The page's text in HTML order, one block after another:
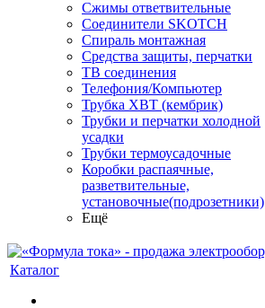
Сжимы ответвительные
Соединители SKOTCH
Спираль монтажная
Средства защиты, перчатки
ТВ соединения
Телефония/Компьютер
Трубка ХВТ (кембрик)
Трубки и перчатки холодной
усадки
Трубки термоусадочные
Коробки распаячные,
разветвительные,
установочные(подрозетники)
Ещё
Каталог